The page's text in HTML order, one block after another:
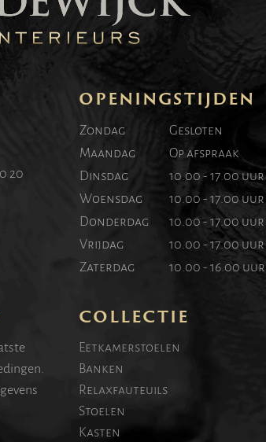
20
OPENINGSTIJDEN
Zondag
Gesloten
Maandag
Op afspraak
Dinsdag
10.00 - 17.00 uur
Woensdag
10.00 - 17.00 uur
Donderdag
10.00 - 17.00 uur
Vrijdag
10.00 - 17.00 uur
Zaterdag
10.00 - 16.00 uur
COLLECTIE
Eetkamerstoelen
Banken
Relaxfauteuils
Stoelen
Kasten